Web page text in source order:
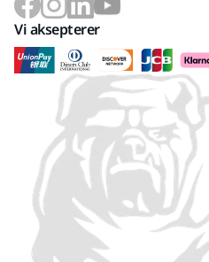
Vi aksepterer